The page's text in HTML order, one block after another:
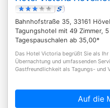
Bahnhofstraße 35, 33161
Tagungshotel mit 49 Zimmer,
Tagespauschalen ab 35,00*
Das Hotel Victoria begrüßt Sie als
Übernachtung und umfassenden
Gastfreundlichkeit als Tagungs- und
Auf die